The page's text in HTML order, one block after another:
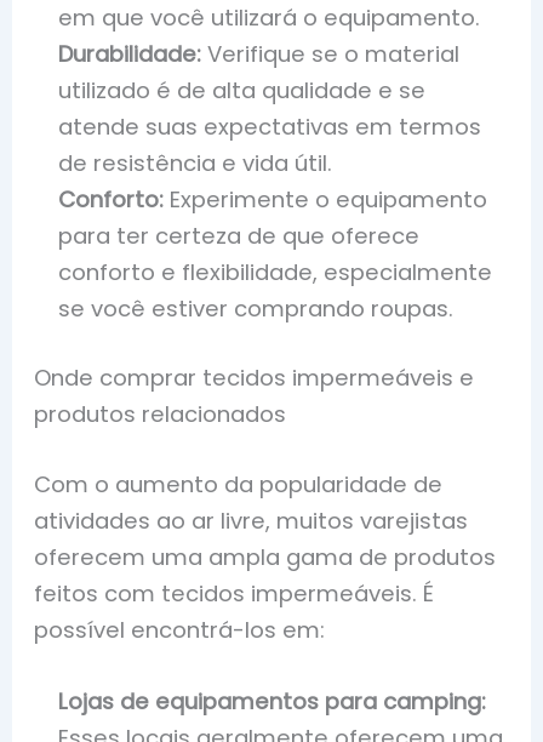
em que você utilizará o equipamento.
Durabilidade: Verifique se o material
utilizado é de alta qualidade e se
atende suas expectativas em termos
de resistência e vida útil.
Conforto: Experimente o equipamento
para ter certeza de que oferece
conforto e flexibilidade, especialmente
se você estiver comprando roupas.
Onde comprar tecidos impermeáveis e
produtos relacionados
Com o aumento da popularidade de
atividades ao ar livre, muitos varejistas
oferecem uma ampla gama de produtos
feitos com tecidos impermeáveis. É
possível encontrá-los em:
Lojas de equipamentos para camping: